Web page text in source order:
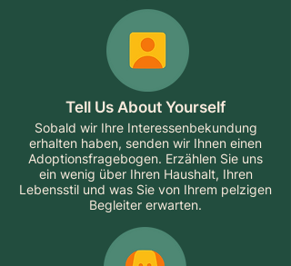
Tell Us About Yourself
Sobald wir Ihre Interessenbekundung
erhalten haben, senden wir Ihnen einen
Adoptionsfragebogen. Erzählen Sie uns
ein wenig über Ihren Haushalt, Ihren
Lebensstil und was Sie von Ihrem pelzigen
Begleiter erwarten.